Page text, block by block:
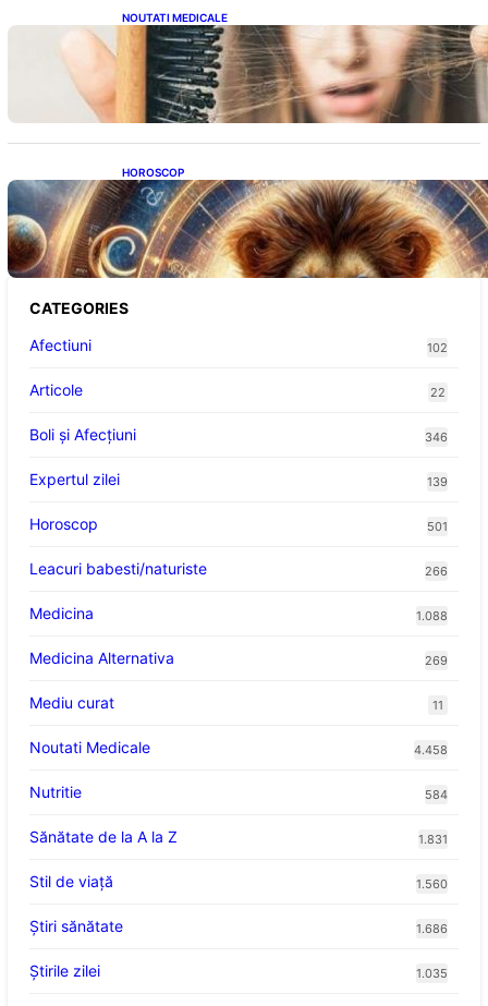
NOUTATI MEDICALE
Semnele unei deficiențe de proteine:
Impactul asupra sănătății tale
HOROSCOP
Portalul Leului 8/8: Oportunități de
Abundență pentru Cinci Zodii în 2026
CATEGORIES
Afectiuni
102
Articole 22
Boli și Afecțiuni 346
Expertul zilei 139
Horoscop 501
Leacuri babesti/naturiste 266
Medicina 1.088
Medicina Alternativa 269
Mediu curat 11
Noutati Medicale 4.458
Nutritie 584
Sănătate de la A la Z 1.831
Stil de viaţă 1.560
Ştiri sănătate 1.686
Știrile zilei 1.035